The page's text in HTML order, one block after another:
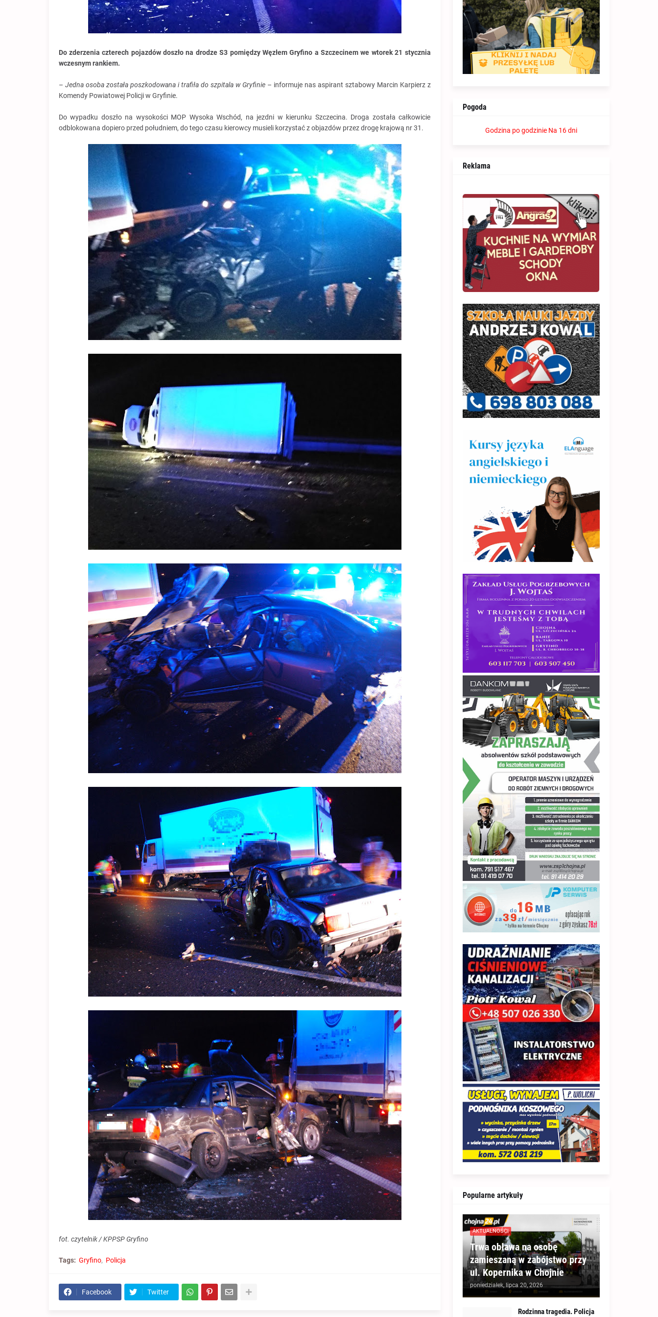
Do zderzenia czterech pojazdów doszło na drodze S3 pomiędzy Węzłem Gryfino a Szczecinem we wtorek 21 stycznia
wczesnym rankiem.
– Jedna osoba została poszkodowana i trafiła do szpitala w Gryfinie– informuje nas aspirant sztabowy Marcin Karpierz z
Komendy Powiatowej Policji w Gryfinie.
Do wypadku doszło na wysokości MOP Wysoka Wschód, na jezdni w kierunku Szczecina. Droga została całkowicie
odblokowana dopiero przed południem, do tego czasu kierowcy musieli korzystać z objazdów przez drogę krajową nr 31.
fot. czytelnik / KPPSP Gryfino
Tags: Gryfino Policja
Facebook Twitter
Pogoda
Godzina po godzinie Na 16 dni
Reklama
Popularne artykuły
AKTUALNOŚCI
Trwa obława na osobę
zamieszaną w zabójstwo przy
ul. Kopernika w Chojnie
poniedziałek, lipca 20, 2026
Rodzinna tragedia. Policja